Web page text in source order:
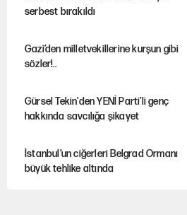
serbest bırakıldı
Gazi’den milletvekillerine kurşun gibi
sözler!..
Gürsel Tekin'den YENİ Parti’li genç
hakkında savcılığa şikayet
İstanbul’un ciğerleri Belgrad Ormanı
büyük tehlike altında